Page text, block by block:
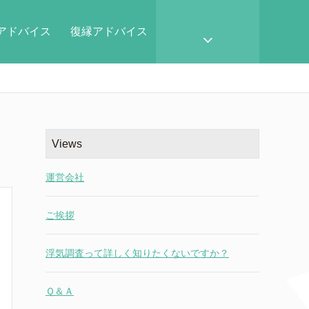
ドバイス 復縁アドバイス
Views
運営会社
ご挨拶
浮気調査って詳しく知りたくないですか？
Ｑ＆Ａ